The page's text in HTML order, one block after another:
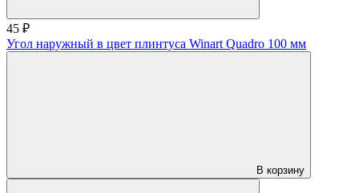
45 ₽
Угол наружный в цвет плинтуса Winart Quadro 100 мм
В корзину